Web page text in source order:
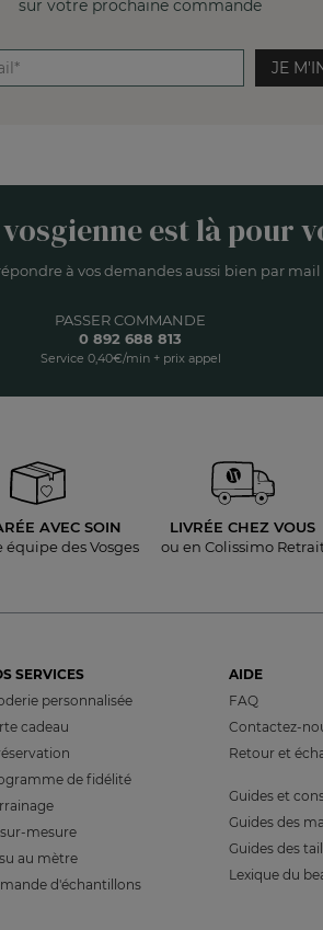
sur votre prochaine commande
JE
est là pour
à vos demandes aussi bien par
PASSER COMMANDE
0 892 688 813
Service 0,40€/min + prix appel
AVEC SOIN
équipe des Vosges
LIVRÉE CHEZ VOUS
ou en Colissimo
SERVICES
personnalisée
cadeau
de fidélité
sur-mesure
au mètre
d'échantillons
AIDE
FAQ
Contactez-
Retour et
Guides et
Guides des
Guides des
Lexique du